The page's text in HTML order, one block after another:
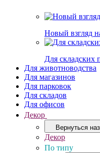
Новый взгляд
Для складских
Для животноводства
Для магазинов
Для парковок
Для складов
Для офисов
Декор
Вернуться
Декор
По типу